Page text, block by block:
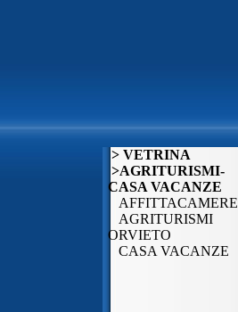
> VETRINA
>AGRITURISMI-
CASA VACANZE
AFFITTACAMERE
AGRITURISMI
ORVIETO
CASA VACANZE